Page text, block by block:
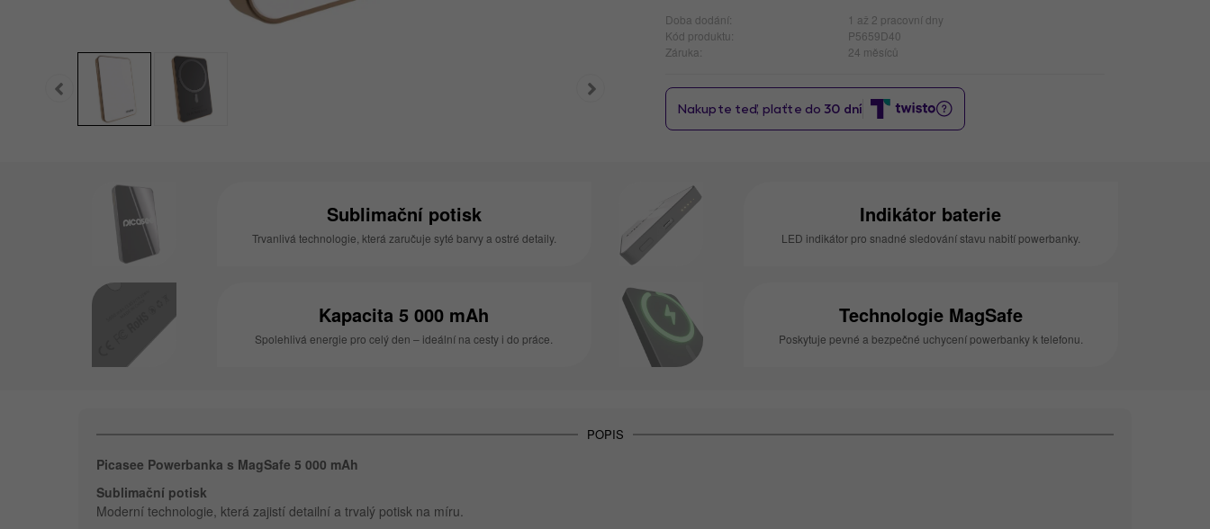
Doba dodání:
1 až 2 pracovní dny
Kód produktu:
P5659D40
Záruka:
24 měsíců
Sublimační potisk
Trvanlivá technologie, která zaručuje syté barvy a ostré detaily.
Indikátor baterie
LED indikátor pro snadné sledování stavu nabití powerbanky.
Kapacita 5 000 mAh
Spolehlivá energie pro celý den – ideální na cesty i do práce.
Technologie MagSafe
Poskytuje pevné a bezpečné uchycení powerbanky k telefonu.
POPIS
Picasee Powerbanka s MagSafe 5 000 mAh
Sublimační potisk
Moderní technologie, která zajistí detailní a trvalý potisk na míru.